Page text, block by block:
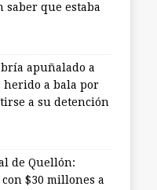
saber que estaba
apuñalado a
herido a bala por
a su detención
de Quellón:
$30 millones a